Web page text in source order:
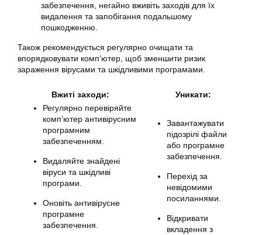
забезпечення, негайно вживіть заходів для їх
видалення та запобігання подальшому
пошкодженню.
Також рекомендується регулярно очищати та
впорядковувати комп’ютер, щоб зменшити ризик
зараження вірусами та шкідливими програмами.
Вжиті заходи:
Уникати:
Регулярно перевіряйте
комп’ютер антивірусним
програмним
забезпеченням.
Видаляйте знайдені
віруси та шкідливі
програми.
Оновіть антивірусне
програмне
забезпечення.
Завантажувати
підозрілі файли
або програмне
забезпечення.
Перехід за
невідомими
посиланнями.
Відкривати
вкладення з